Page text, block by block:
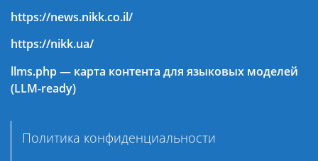
https://news.nikk.co.il/
https://nikk.ua/
llms.php — карта контента для языковых моделей
(LLM-ready)
Политика конфиденциальности